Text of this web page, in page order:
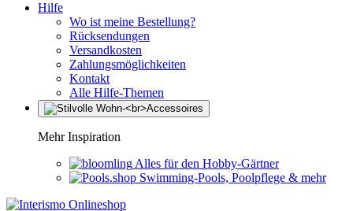
Hilfe
Wo ist meine Bestellung?
Rücksendungen
Versandkosten
Zahlungsmöglichkeiten
Kontakt
Alle Hilfe-Themen
Mehr Inspiration
Alles für den Hobby-Gärtner
Swimming-Pools, Poolpflege & mehr